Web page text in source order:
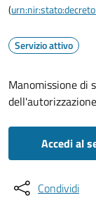
(
Servizio attivo
Manomissione di
Accedi al
Condividi